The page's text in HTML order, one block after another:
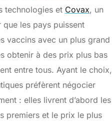
technologies et Covax, un
les pays puissent
vaccins avec un plus grand
obtenir à des prix plus bas
entre tous. Ayant le choix,
préfèrent négocier
: elles livrent d’abord les
premiers et le prix le plus